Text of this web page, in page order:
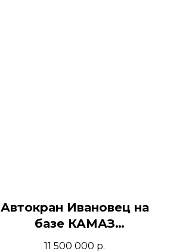
Автокран Ивановец на
базе КАМАЗ
КС-45717К-1Р
11 500 000 р.